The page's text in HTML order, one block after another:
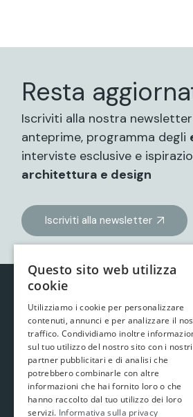
Resta
Iscriviti alla nostra
anteprime, programma degli
interviste esclusive e
architettura e design
Iscriviti alla newsletter
è un progetto di Brave Artse
Cookies policy|Privacy policy
Questo sito web utilizza
cookie
Utilizziamo i cookie per personalizzare
contenuti, annunci e per analizzare il
traffico. Condividiamo inoltre
sul tuo utilizzo del nostro sito con i nostri
partner pubblicitari e di analisi che
potrebbero combinarle con altre
informazioni che hai fornito loro o che
hanno raccolto dal tuo utilizzo dei loro
servizi. Informativa sulla privacy